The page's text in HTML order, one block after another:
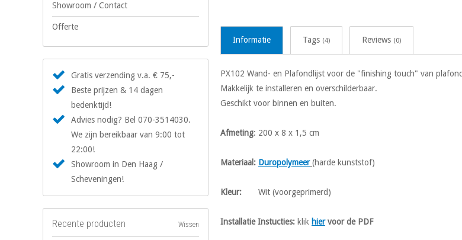
Informatie Tags (4) Reviews (0)
PX102 Wand- en Plafondlijst voor de "finishing touch" van
Makkelijk te installeren en overschilderbaar.
Geschikt voor binnen en buiten.
Afmeting: 200 x 8 x 1,5 cm
Materiaal : Duropolymeer (harde kunststof)
Kleur: Wit (voorgeprimerd)
Installatie Instucties: klik hiervoor de PDF
Showroom / Contact
Offerte
Gratis verzending v.a. € 75,-
Beste prijzen & 14 dagen
bedenktijd!
Advies nodig? Bel 070-3514030.
We zijn bereikbaar van 9:00 tot
22:00!
Showroom in Den Haag /
Scheveningen!
Recente producten Wissen